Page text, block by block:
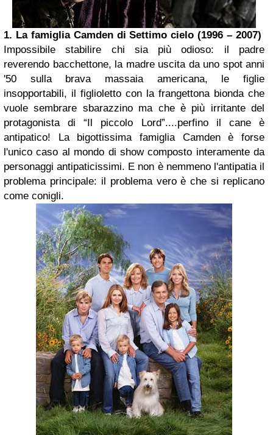
1. La famigliaCamden diSettimo cielo (1996 – 2007)
Impossibile stabilire chi sia più odioso: il padre
reverendo bacchettone, la madre uscita da uno spot anni
'50 sulla brava massaia americana, le figlie
insopportabili, il figlioletto con la frangettona bionda che
vuole sembrare sbarazzino ma che è più irritante del
protagonista di “Il piccolo Lord”....perfino il cane è
antipatico! La bigottissima famiglia Camden è forse
l'unico caso al mondo di show composto interamente da
personaggi antipaticissimi. E non è nemmeno l'antipatia il
problema principale: il problema vero è che si replicano
come conigli.